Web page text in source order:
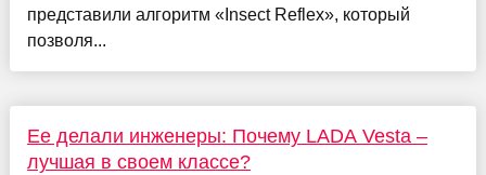
представили алгоритм «Insect Reflex», который
позволя...
Ее делали инженеры: Почему LADA Vesta –
лучшая в своем классе?